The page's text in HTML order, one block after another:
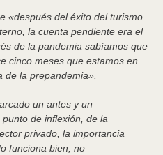
«después del éxito del turismo
la cuenta pendiente era el
de la pandemia sabíamos que
cinco meses que estamos en
de la prepandemia».
un antes y un
de inflexión, de la
privado, la importancia
funciona bien, no